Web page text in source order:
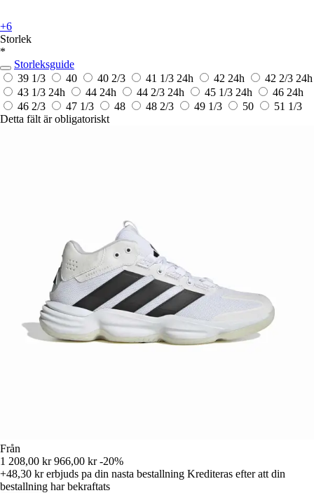
+6
Storlek
*
Storleksguide
39 1/3
40 40 2/3 41 1/3 24h 42 24h 42 2/3 24h
43 1/3 24h 44 24h 44 2/3 24h 45 1/3 24h 46 24h
46 2/3
47 1/3 48 48 2/3 49 1/3 50
51 1/3
Detta fält är obligatoriskt
Från
1 208,00 kr 966,00 kr -20%
+48,30 krerbjuds pa din nasta bestallning Krediteras efter att din
bestallning har bekraftats